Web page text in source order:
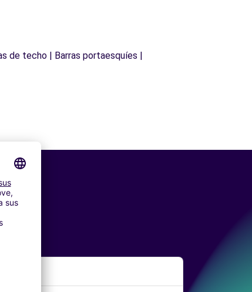
de techo | Barras portaesquíes |